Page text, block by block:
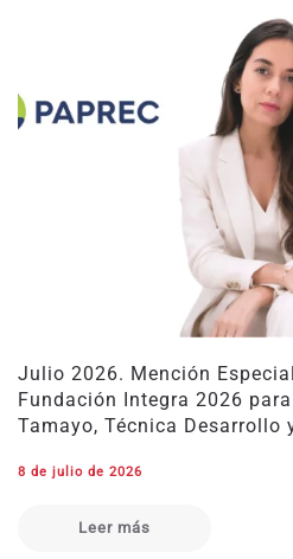
Julio 2026. Mención
Fundación Integra 2026
Tamayo, Técnica Desarrollo
8 de julio de 2026
Leer más